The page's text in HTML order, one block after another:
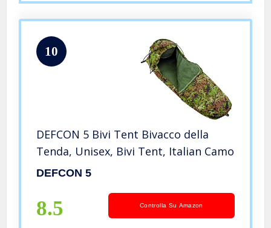
10
DEFCON 5 Bivi Tent Bivacco della
Tenda, Unisex, Bivi Tent, Italian Camo
DEFCON 5
8.5 Controlla Su Amazon